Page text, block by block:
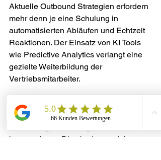
Aktuelle Outbound Strategien erfordern
mehr denn je eine Schulung in
automatisierten Abläufen und Echtzeit
Reaktionen. Der Einsatz von KI Tools
wie Predictive Analytics verlangt eine
gezielte Weiterbildung der
Vertriebsmitarbeiter.
Die Schulung muss sich auf die
Maximierung der Personalisierung und
konzentrieren. Dies bedeutet nicht nur